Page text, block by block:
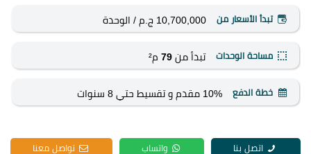
تبدأ الأسعار من 10,700,000 ج.م / الوحدة
مساحة الوحدات تبدأ من 79م²
خطة الدفع 10% مقدم و تقسيط حتي 8 سنوات
اتصل بنا واتساب تواصل معنا